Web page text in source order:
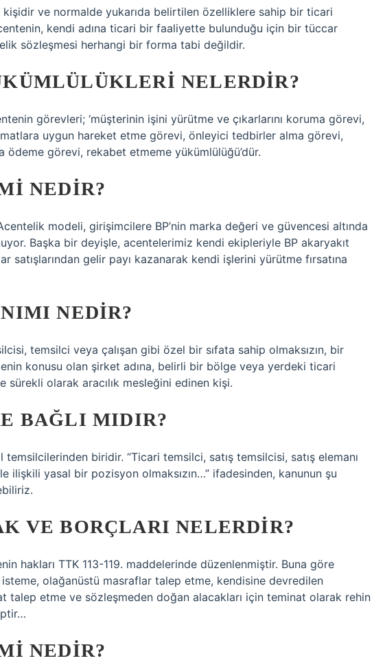
ve normalde yukarıda belirtilen özelliklere sahip bir ticari
kendi adına ticari bir faaliyette bulunduğu için bir tüccar
sözleşmesi herhangi bir forma tabi değildir.
NELERDIR?
görevleri; ‘müşterinin işini yürütme ve çıkarlarını koruma görevi,
uygun hareket etme görevi, önleyici tedbirler alma görevi,
ödeme görevi, rekabet etmeme yükümlülüğü’dür.
NEDIR?
modeli, girişimcilere BP’nin marka değeri ve güvencesi altında
Başka bir deyişle, acentelerimiz kendi ekipleriyle BP akaryakıt
satışlarından gelir payı kazanarak kendi işlerini yürütme fırsatına
NEDIR?
temsilci veya çalışan gibi özel bir sıfata sahip olmaksızın, bir
konusu olan şirket adına, belirli bir bölge veya yerdeki ticari
sürekli olarak aracılık mesleğini edinen kişi.
BAĞLI MIDIR?
temsilcilerinden biridir. “Ticari temsilci, satış temsilcisi, satış elemanı
ilişkili yasal bir pozisyon olmaksızın…” ifadesinden, kanunun şu
VE BORÇLARI NELERDIR?
hakları TTK 113-119. maddelerinde düzenlenmiştir. Buna göre
olağanüstü masraflar talep etme, kendisine devredilen
talep etme ve sözleşmeden doğan alacakları için teminat olarak rehin
NEDIR?